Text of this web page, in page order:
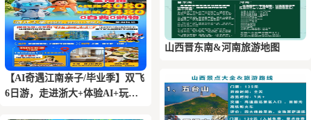
【AI奇遇江南亲子/毕业季】双飞
6日游，走进浙大+体验AI+玩转
山西晋东南&河南旅游地图